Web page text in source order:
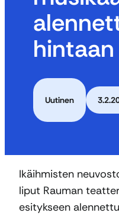
hintaan
Uutinen
Ikäihmisten
liput Rauman
esitykseen